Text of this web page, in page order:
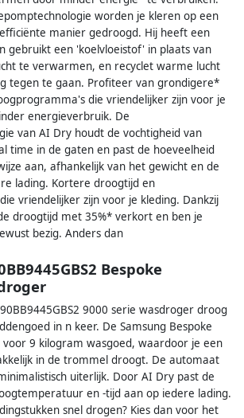
worden je kleren op een
manier gedroogd. Hij heeft een
gebruikt een 'koelvloeistof' in plaats van
te verwarmen, en recyclet warme lucht
tegen te gaan. Profiteer van grondigere*
die vriendelijker zijn voor je
energieverbruik. De
van AI Dry houdt de vochtigheid van
time in de gaten en past de hoeveelheid
aan, afhankelijk van het gewicht en de
lading. Kortere droogtijd en
vriendelijker zijn voor je kleding. Dankzij
droogtijd met 35%* verkort en ben je
bezig. Anders dan
Bespoke
9000 serie wasdroger droog
in n keer. De Samsung Bespoke
9 kilogram wasgoed, waardoor je een
in de trommel droogt. De automaat
uiterlijk. Door AI Dry past de
en -tijd aan op iedere lading.
snel drogen? Kies dan voor het